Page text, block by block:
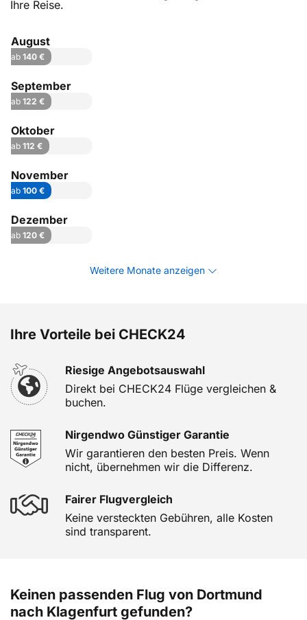
Ihre Reise.
August
ab 140 €
September
ab 122 €
Oktober
ab 112 €
November
ab 100 €
Dezember
ab 120 €
Weitere Monate anzeigen
Ihre Vorteile bei CHECK24
Riesige Angebotsauswahl
Direkt bei CHECK24 Flüge vergleichen &
buchen.
Nirgendwo Günstiger Garantie
Wir garantieren den besten Preis. Wenn
nicht, übernehmen wir die Differenz.
Fairer Flugvergleich
Keine versteckten Gebühren, alle Kosten
sind transparent.
Keinen passenden Flug von Dortmund
nach Klagenfurt gefunden?